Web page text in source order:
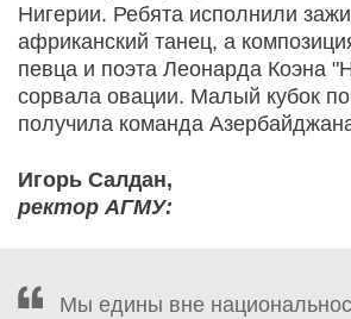
Нигерии. Ребята исполнили
африканский танец, а
певца и поэта Леонарда Коэна
сорвала овации. Малый кубок
получила команда
Игорь Салдан,
ректор АГМУ:
Мы едины вне